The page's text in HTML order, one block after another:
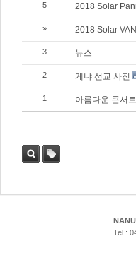
5 2018 Solar
» 2018 Solar
3 뉴스
2 케냐 선교 사진
1 아름다운 콘서
Tel :